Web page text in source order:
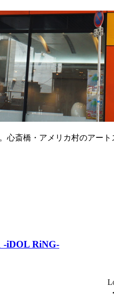
心斎橋・アメリカ村のアート
-iDOL RiNG-